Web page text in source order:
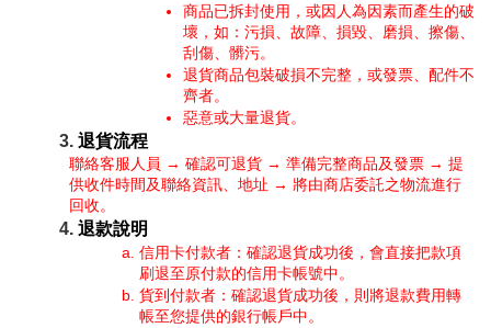
商品已拆封使用，或因人為因素而產生的破
壞，如：污損、故障、損毀、磨損、擦傷、
刮傷、髒污。
退貨商品包裝破損不完整，或發票、配件不
齊者。
惡意或大量退貨。
退貨流程
聯絡客服人員 → 確認可退貨 → 準備完整商品及發票 → 提
供收件時間及聯絡資訊、地址 → 將由商店委託之物流進行
回收。
退款說明
信用卡付款者：確認退貨成功後，會直接把款項
刷退至原付款的信用卡帳號中。
貨到付款者：確認退貨成功後，則將退款費用轉
帳至您提供的銀行帳戶中。